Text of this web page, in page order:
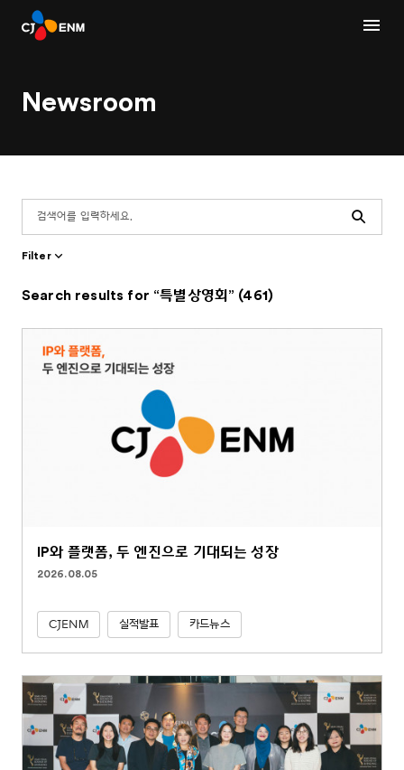
Newsroom
Search
Filter
Search results for “특별상영회” (461)
IP와 플랫폼, 두 엔진으로 기대되는 성장
2026.08.05
CJENM 실적발표 카드뉴스